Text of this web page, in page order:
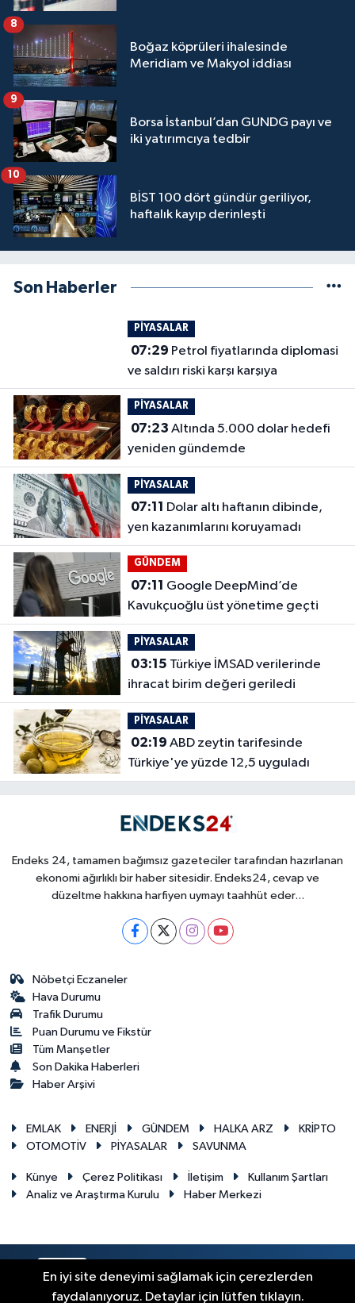
Boğaz köprüleri ihalesinde
Meridiam ve Makyol iddiası
8
Borsa İstanbul’dan GUNDG payı ve
iki yatırımcıya tedbir
9
BİST 100 dört gündür geriliyor,
haftalık kayıp derinleşti
10
Son Haberler
PİYASALAR
07:29
ve saldırı riski karşı karşıya
PİYASALAR
07:23
yeniden gündemde
PİYASALAR
07:11
yen kazanımlarını koruyamadı
GÜNDEM
07:11
Kavukçuoğlu üst yönetime geçti
PİYASALAR
03:15
ihracat birim değeri geriledi
PİYASALAR
02:19
Türkiye'ye yüzde 12,5 uyguladı
Endeks 24, tamamen bağımsız gazeteciler tarafından hazırlanan
ekonomi ağırlıklı bir haber sitesidir. Endeks24, cevap ve
düzeltme hakkına harfiyen uymayı taahhüt eder...
Nöbetçi Eczaneler
Hava Durumu
Trafik Durumu
Puan Durumu ve Fikstür
Tüm Manşetler
Son Dakika Haberleri
Haber Arşivi
EMLAK ENERJİ GÜNDEM HALKA ARZ
KRİPTO
OTOMOTİV
PİYASALAR SAVUNMA
Künye Çerez Politikası İletişim
Kullanım Şartları
Analiz ve Araştırma Kurulu
Haber Merkezi
RSS Copyright © 2026. Her hakkı saklıdır.
En iyi site deneyimi sağlamak için çerezlerden
faydalanıyoruz. Detaylar için lütfen tıklayın.